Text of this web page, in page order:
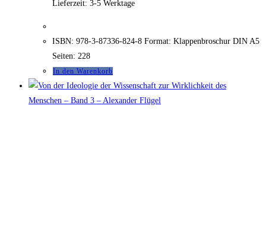
Lieferzeit: 3-5 Werktage
ISBN: 978-3-87336-824-8 Format: Klappenbroschur DIN A5
Seiten: 228
In den Warenkorb